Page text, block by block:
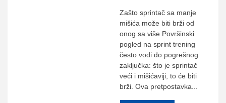
Zašto sprintač sa manje
mišića može biti brži od
onog sa više Površinski
pogled na sprint trening
često vodi do pogrešnog
zaključka: što je sprintač
veći i mišićaviji, to će biti
brži. Ova pretpostavka...